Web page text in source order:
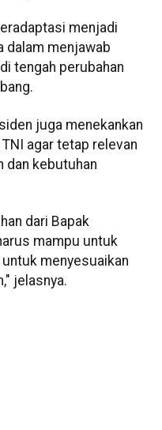
menjadi
dalam menjawab
tengah perubahan
juga menekankan
agar tetap relevan
dan kebutuhan
dari Bapak
mampu untuk
menyesuaikan
jelasnya.